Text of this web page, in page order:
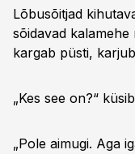
Lõbusõitjad
sõidavad
kargab püsti,
„Kes see on?“
„Pole aimugi. Aga